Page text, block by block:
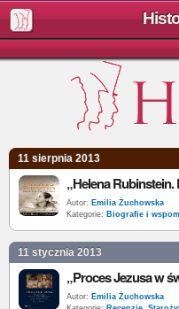
11 sierpnia 2013
Autor: Emilia Żuchowska
Kategorie: Biografie i
11 stycznia 2013
Autor: Emilia Żuchowska